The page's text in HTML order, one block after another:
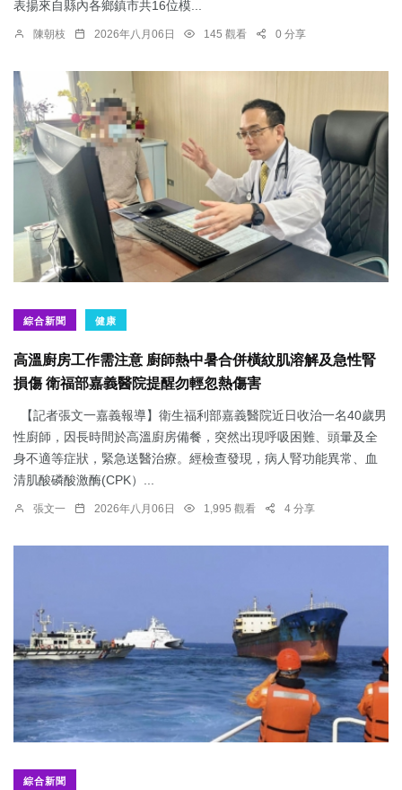
表揚來自縣內各鄉鎮市共16位模...
陳朝枝 2026年八月06日 145 觀看 0 分享
綜合新聞 健康
高溫廚房工作需注意 廚師熱中暑合併橫紋肌溶解及急性腎
損傷 衛福部嘉義醫院提醒勿輕忽熱傷害
【記者張文一嘉義報導】衛生福利部嘉義醫院近日收治一名40歲男
性廚師，因長時間於高溫廚房備餐，突然出現呼吸困難、頭暈及全
身不適等症狀，緊急送醫治療。經檢查發現，病人腎功能異常、血
清肌酸磷酸激酶(CPK）...
張文一 2026年八月06日 1,995 觀看 4 分享
綜合新聞